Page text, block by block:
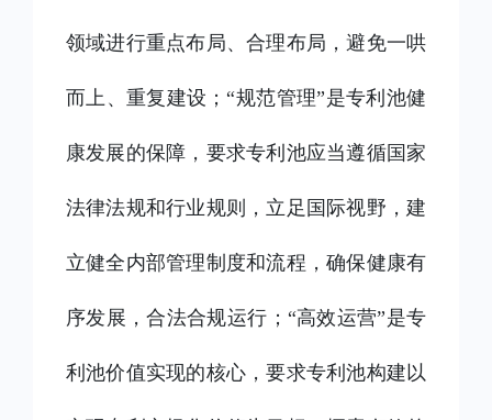
领域进行重点布局、合理布局，避免一哄
而上、重复建设；“规范管理”是专利池健
康发展的保障，要求专利池应当遵循国家
法律法规和行业规则，立足国际视野，建
立健全内部管理制度和流程，确保健康有
序发展，合法合规运行；“高效运营”是专
利池价值实现的核心，要求专利池构建以